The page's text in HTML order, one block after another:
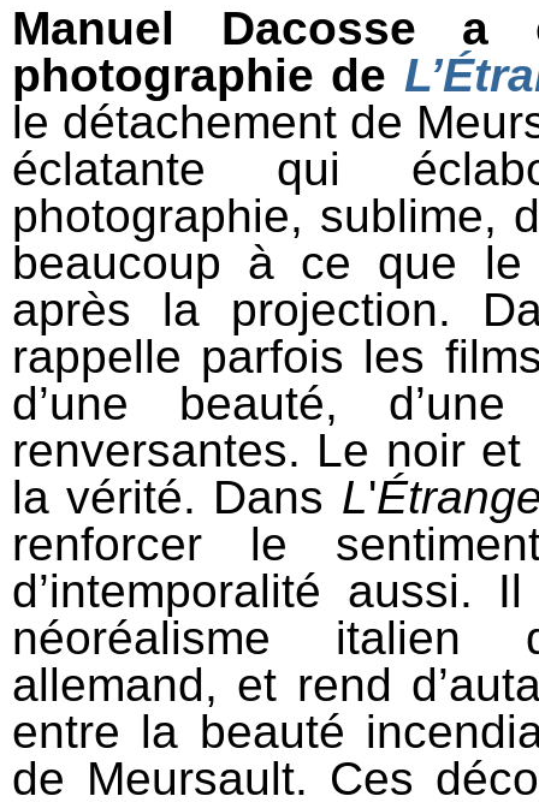
Manuel Dacosse a
photographie de
le détachement de
éclatante qui
photographie, sublime,
beaucoup à ce que le
après la projection.
rappelle parfois les
d’une beauté,
renversantes. Le noir
la vérité. Dans L'
renforcer le
d’intemporalité aussi.
néoréalisme italien
allemand, et rend
entre la beauté
de Meursault. Ces